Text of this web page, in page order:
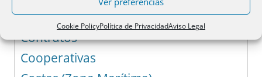
Cookie PolicyPolítica de PrivacidadAviso Legal
Contador-Partidor
Contratos
Cooperativas